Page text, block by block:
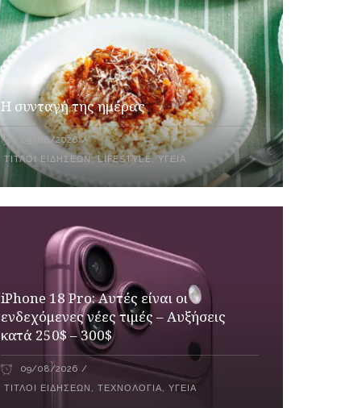
Η συνταγή της ημέρας
09/08/2026
ΤΊΤΛΟΙ ΕΙΔΉΣΕΩΝ,LIFESTYLE, ΥΓΕΊΑ
iPhone 18 Pro: Αυτές είναι οι
ενδεχόμενες νέες τιμές – Αυξήσεις
κατά 250$ – 300$
09/08/2026
ΤΊΤΛΟΙ ΕΙΔΉΣΕΩΝ ,ΤΕΧΝΟΛΟΓΊΑ,ΥΓΕΊΑ